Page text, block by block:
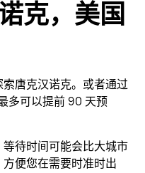
克，美国
唐克汉诺克。或者通过
多可以提前 90 天预
待时间可能会比大城市
便您在需要时准时出